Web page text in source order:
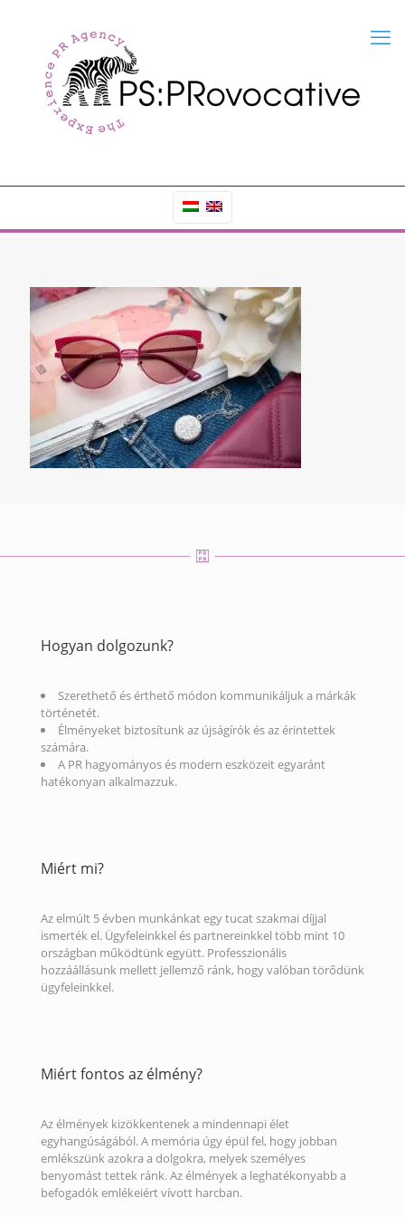
Hogyan dolgozunk?
Szerethető és érthető módon kommunikáljuk a márkák
történetét.
Élményeket biztosítunk az újságírók és az érintettek
számára.
A PR hagyományos és modern eszközeit egyaránt
hatékonyan alkalmazzuk.
Miért mi?
Az elmúlt 5 évben munkánkat egy tucat szakmai díjjal
ismerték el. Ügyfeleinkkel és partnereinkkel több mint 10
országban működtünk együtt. Professzionális
hozzáállásunk mellett jellemző ránk, hogy valóban törődünk
ügyfeleinkkel.
Miért fontos az élmény?
Az élmények kizökkentenek a mindennapi élet
egyhangúságából. A memória úgy épül fel, hogy jobban
emlékszünk azokra a dolgokra, melyek személyes
benyomást tettek ránk. Az élmények a leghatékonyabb a
befogadók emlékeiért vívott harcban.